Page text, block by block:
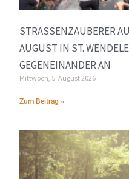
STRASSENZAUBERER
UGUST IN ST.
EGENEINANDER AN
Mittwoch, 5. August 2026
Zum Beitrag »